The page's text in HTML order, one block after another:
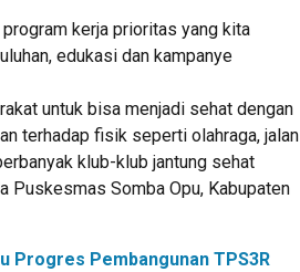
kerja prioritas yang kita
edukasi dan kampanye
untuk bisa menjadi sehat dengan
terhadap fisik seperti olahraga, jalan
klub-klub jantung sehat
Puskesmas Somba Opu, Kabupaten
Progres Pembangunan TPS3R